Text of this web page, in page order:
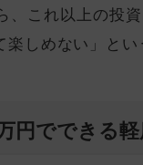
、これ以上の投
しめない」とい
円でできる